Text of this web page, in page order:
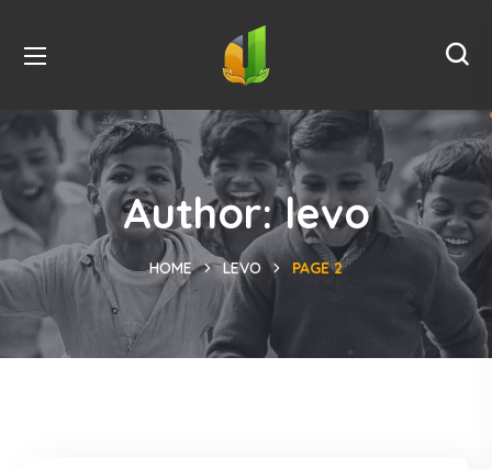
Author: levo
HOME LEVO PAGE 2